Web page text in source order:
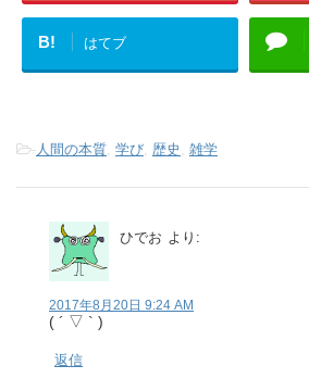
B! はてブ
- 人間の本質 学び 歴史 雑学
ひでお より:
2017年8月20日 9:24 AM
( ´ ▽ ` )
返信